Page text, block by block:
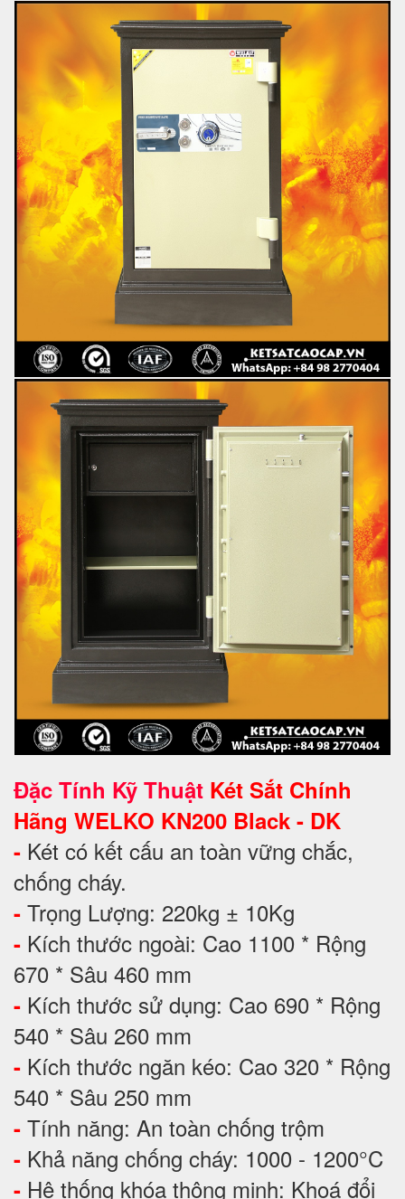
Đặc Tính Kỹ Thuật Két Sắt Chính
Hãng WELKO KN200 Black - DK
- Két có kết cấu an toàn vững chắc,
chống cháy.
- Trọng Lượng: 220kg ± 10Kg
- Kích thước ngoài: Cao 1100 * Rộng
670 * Sâu 460 mm
- Kích thước sử dụng: Cao 690 * Rộng
540 * Sâu 260 mm
- Kích thước ngăn kéo: Cao 320 * Rộng
540 * Sâu 250 mm
- Tính năng: An toàn chống trộm
- Khả năng chống cháy: 1000 - 1200°C
- Hệ thống khóa thông minh: Khoá đổi